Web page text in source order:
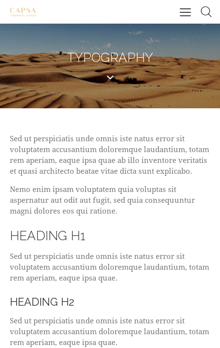
TYPOGRAPHY
Sed ut perspiciatis unde omnis iste natus error sit
voluptatem accusantium doloremque laudantium, totam
rem aperiam, eaque ipsa quae ab illo inventore veritatis
et quasi architecto beatae vitae dicta sunt explicabo.
Nemo enim ipsam voluptatem quia voluptas sit
aspernatur aut odit aut fugit, sed quia consequuntur
magni dolores eos qui ratione.
HEADING H1
Sed ut perspiciatis unde omnis iste natus error sit
voluptatem accusantium doloremque laudantium, totam
rem aperiam, eaque ipsa quae.
HEADING H2
Sed ut perspiciatis unde omnis iste natus error sit
voluptatem accusantium doloremque laudantium, totam
rem aperiam, eaque ipsa quae.